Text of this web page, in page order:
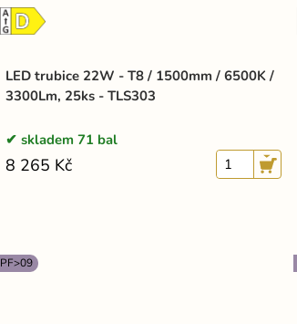
LED trubice 22W - T8 / 1500mm / 6500K /
3300Lm, 25ks - TLS303
skladem 71 bal
8 265 Kč
PF>09